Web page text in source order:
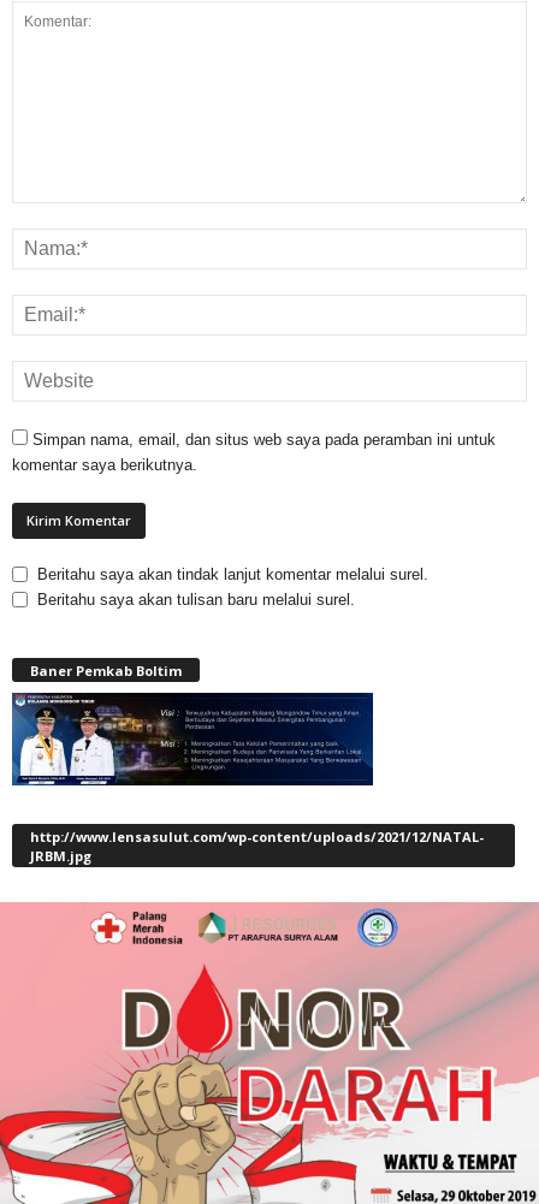
Simpan nama, email, dan situs web saya pada peramban ini untuk
komentar saya berikutnya.
Beritahu saya akan tindak lanjut komentar melalui surel.
Beritahu saya akan tulisan baru melalui surel.
Baner Pemkab Boltim
http://www.lensasulut.com/wp-content/uploads/2021/12/NATAL-
JRBM.jpg